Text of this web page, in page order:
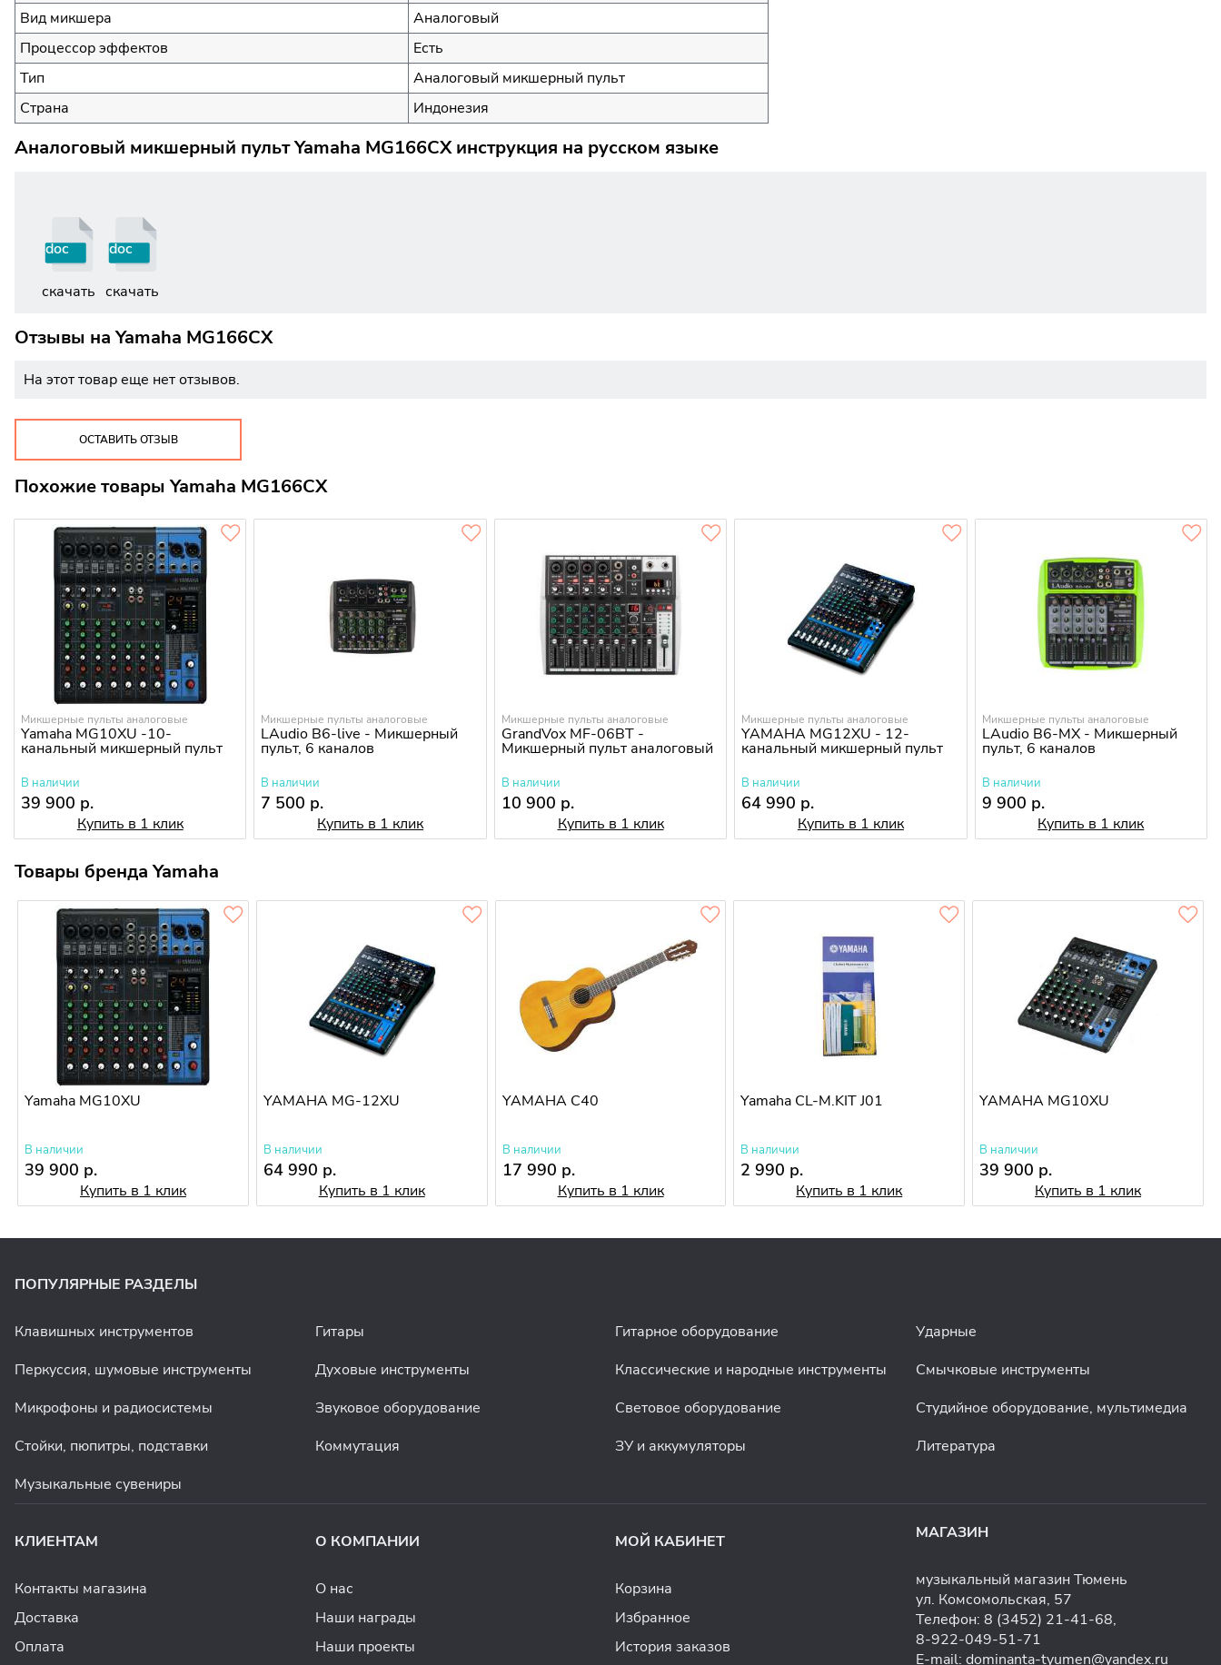
Вид микшера
Аналоговый
Процессор эффектов
Есть
Тип
Аналоговый микшерный пульт
Страна
Индонезия
Аналоговый микшерный пульт Yamaha MG166CX инструкция на русском языке
doc
скачать
doc
скачать
Отзывы наYamaha MG166CX
На этот товар еще нет отзывов.
ОСТАВИТЬ ОТЗЫВ
Похожие товары Yamaha MG166CX
Микшерные пульты аналоговые
Yamaha MG10XU -10-
канальный микшерный пульт
В наличии
39 900 р.
Купить в 1 клик
Микшерные пульты аналоговые
LAudio B6-live - Микшерный
пульт, 6 каналов
В наличии
7 500 р.
Купить в 1 клик
Микшерные пульты аналоговые
GrandVox MF-06BT -
Микшерный пульт аналоговый
В наличии
10 900 р.
Купить в 1 клик
Микшерные пульты аналоговые
YAMAHA MG12XU - 12-
канальный микшерный пульт
В наличии
64 990 р.
Купить в 1 клик
Микшерные пульты аналоговые
LAudio B6-MX - Микшерный
пульт, 6 каналов
В наличии
9 900 р.
Купить в 1 клик
Товары бренда Yamaha
Yamaha MG10XU
В наличии
39 900 р.
Купить в 1 клик
YAMAHA MG-12XU
В наличии
64 990 р.
Купить в 1 клик
YAMAHA C40
В наличии
17 990 р.
Купить в 1 клик
Yamaha CL-M.KIT J01
В наличии
2 990 р.
Купить в 1 клик
YAMAHA MG10XU
В наличии
39 900 р.
Купить в 1 клик
ПОПУЛЯРНЫЕ РАЗДЕЛЫ
Клавишных инструментов Гитары Гитарное оборудование
Ударные
Перкуссия, шумовые инструменты
Духовые инструменты Классические и народные инструменты
Смычковые инструменты
Микрофоны и радиосистемы
Звуковое оборудование Световое оборудование
Студийное оборудование, мультимедиа
Стойки, пюпитры, подставки
Коммутация ЗУ и аккумуляторы
Литература
Музыкальные сувениры
КЛИЕНТАМ
Контакты магазина
Доставка
Оплата
О КОМПАНИИ
О нас
Наши награды
Наши проекты
МОЙ КАБИНЕТ
Корзина
Избранное
История заказов
МАГАЗИН
музыкальный магазин Тюмень
ул. Комсомольская, 57
Телефон: 8 (3452) 21-41-68,
8-922-049-51-71
E-mail: dominanta-tyumen@yandex.ru